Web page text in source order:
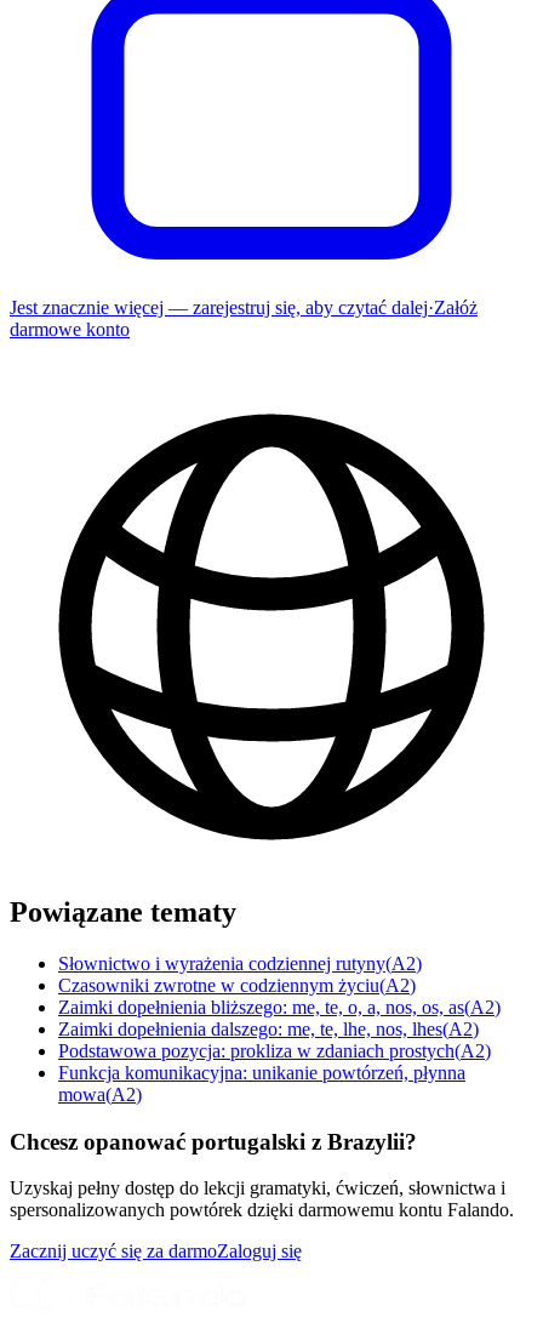
Jest znacznie więcej — zarejestruj się, aby czytać dalej·Załóż
darmowe konto
Powiązane tematy
Słownictwo i wyrażenia codziennej rutyny(A2)
Czasowniki zwrotne w codziennym życiu(A2)
Zaimki dopełnienia bliższego: me, te, o, a, nos, os, as(A2)
Zaimki dopełnienia dalszego: me, te, lhe, nos, lhes(A2)
Podstawowa pozycja: prokliza w zdaniach prostych(A2)
Funkcja komunikacyjna: unikanie powtórzeń, płynna
mowa(A2)
Chcesz opanować portugalski z Brazylii?
Uzyskaj pełny dostęp do lekcji gramatyki, ćwiczeń, słownictwa i
spersonalizowanych powtórek dzięki darmowemu kontu Falando.
Zacznij uczyć się za darmoZaloguj się